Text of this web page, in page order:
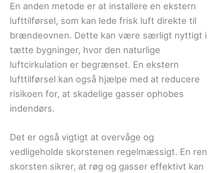
En anden metode er at installere en ekstern
lufttilførsel, som kan lede frisk luft direkte til
brændeovnen. Dette kan være særligt nyttigt i
tætte bygninger, hvor den naturlige
luftcirkulation er begrænset. En ekstern
lufttilførsel kan også hjælpe med at reducere
risikoen for, at skadelige gasser ophobes
indendørs.
Det er også vigtigt at overvåge og
vedligeholde skorstenen regelmæssigt. En ren
skorsten sikrer, at røg og gasser effektivt kan